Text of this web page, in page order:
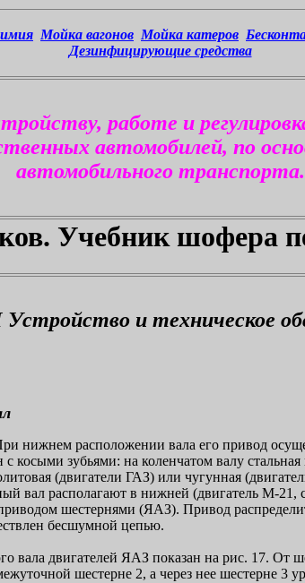
Мойка вагонов Мойка катеров
Дезинфицирующие средства
работе и
автомобилей, по
автомобильного транспорта.
Учебник шофера
и техническое
нижнем расположении вала его привод
косыми зубьями: на коленчатом валу стальная
(двигатели ГАЗ) или чугунная
вал располагают в нижней (двигатель М-21,
шестернями (ЯАЗ). Привод
бесшумной цепью.
вала двигателей ЯАЗ показан на рис. 17. От
шестерне 2, а через нее шестерне 3